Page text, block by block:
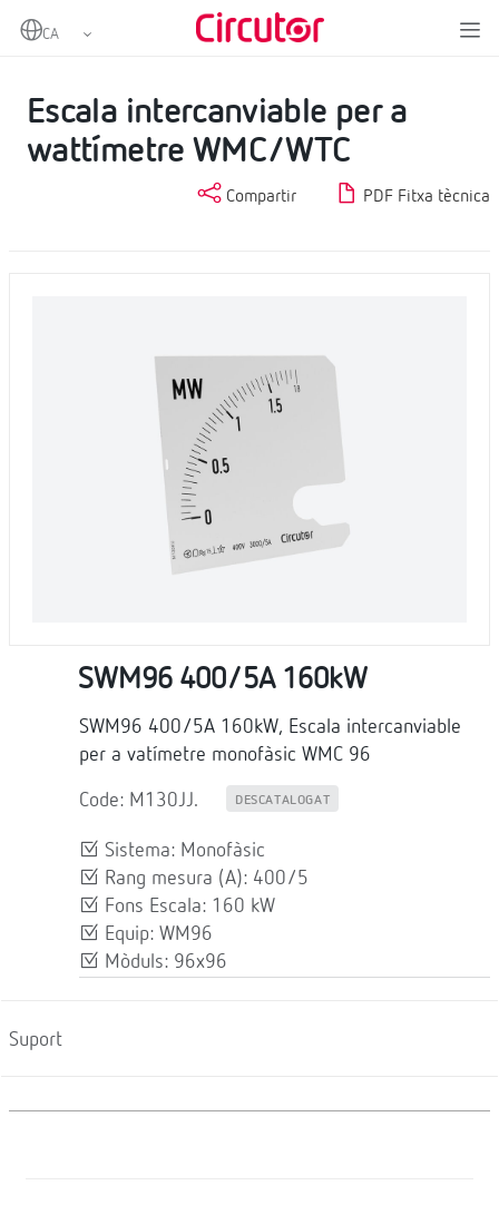
Home Instrumentació analògica
Escala intercanviable per a
wattímetre WMC/WTC
Compartir PDF Fitxa tècnica
SWM96 400/5A 160kW
SWM96 400/5A 160kW, Escala intercanviable
per a vatímetre monofàsic WMC 96
Code: M130JJ. DESCATALOGAT
Sistema: Monofàsic
Rang mesura (A): 400/5
Fons Escala: 160 kW
Equip: WM96
Mòduls: 96x96
Suport